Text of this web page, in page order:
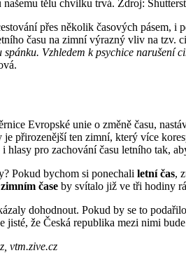
našemu tělu chvilku trvá. Zdroj:
přes několik časových pásem, i
času na zimní výrazný vliv na tzv.
Vzhledem k psychice narušení
Evropské unie o změně času,
je přirozenější ten zimní, který více
hlasy pro zachování času letního tak,
Pokud bychom si ponechali letní čas,
zimním čase by svítalo již ve tři hodiny
dohodnout. Pokud by se to
jisté, že Česká republika mezi nimi
vtm.zive.cz